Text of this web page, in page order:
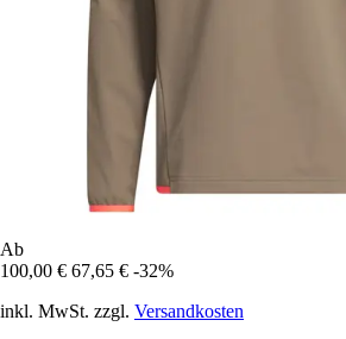
Ab
100,00 € 67,65 € -32%
inkl. MwSt. zzgl. Versandkosten